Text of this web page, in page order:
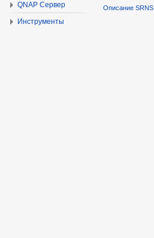
QNAP Сервер
Инструменты
Описание SRNS